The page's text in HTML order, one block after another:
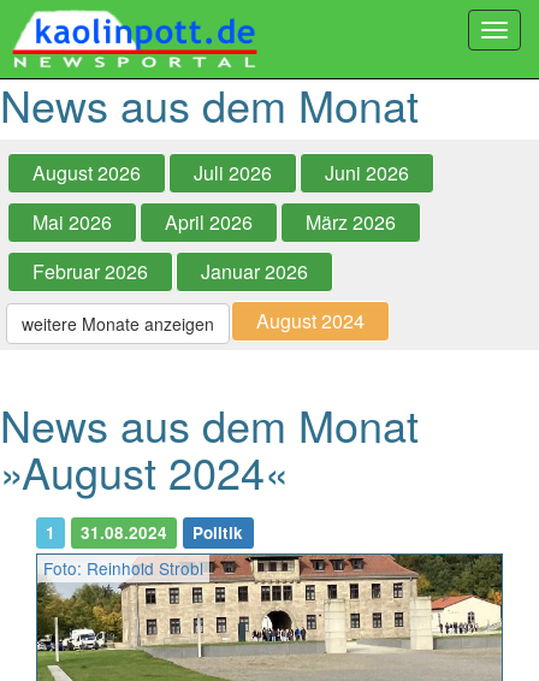
News aus dem Monat
August 2026 Juli 2026
Juni 2026
Mai 2026
April 2026
März 2026
Februar 2026
Januar 2026
weitere Monate anzeigen August 2024
News aus dem Monat
»August 2024«
1 31.08.2024 Politik
Foto: Reinhold Strobl